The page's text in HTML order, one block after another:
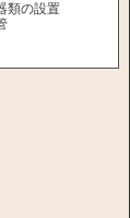
類の設置